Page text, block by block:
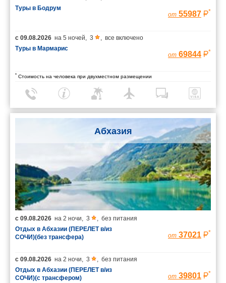
Туры в Бодрум
от 55987 *
с 09.08.2026 на 5 ночей, 3 , все включено
Туры в Мармарис
от 69844 *
* Стоимость на человека при двухместном размещении
Абхазия
с 09.08.2026 на 2 ночи, 3 , без питания
Отдых в Абхазии (ПЕРЕЛЕТ в/из
СОЧИ)(без трансфера)
от 37021 *
с 09.08.2026 на 2 ночи, 3 , без питания
Отдых в Абхазии (ПЕРЕЛЕТ в/из
СОЧИ)(с трансфером)
от 39801 *